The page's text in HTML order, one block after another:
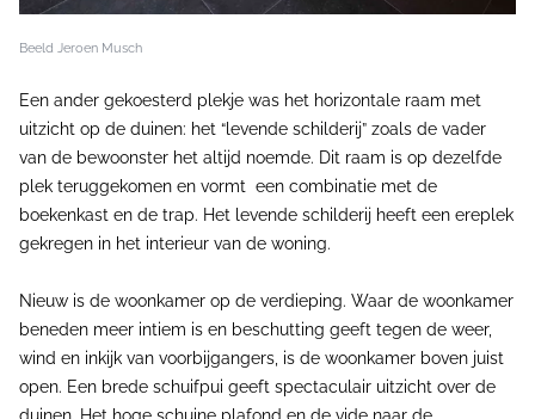
Beeld Jeroen Musch
Een ander gekoesterd plekje was het horizontale raam met
uitzicht op de duinen: het “levende schilderij” zoals de vader
van de bewoonster het altijd noemde. Dit raam is op dezelfde
plek teruggekomen en vormt een combinatie met de
boekenkast en de trap. Het levende schilderij heeft een ereplek
gekregen in het interieur van de woning.
Nieuw is de woonkamer op de verdieping. Waar de woonkamer
beneden meer intiem is en beschutting geeft tegen de weer,
wind en inkijk van voorbijgangers, is de woonkamer boven juist
open. Een brede schuifpui geeft spectaculair uitzicht over de